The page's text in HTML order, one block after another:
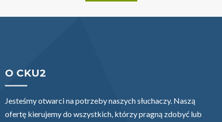
O CKU2
Jesteśmy otwarci na potrzeby naszych słuchaczy. Naszą
ofertę kierujemy do wszystkich, którzy pragną zdobyć lub